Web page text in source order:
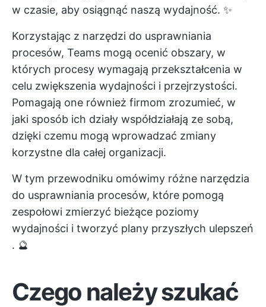
w czasie, aby osiągnąć naszą wydajność. ✨
Korzystając z narzędzi do usprawniania
procesów, Teams mogą ocenić obszary, w
których procesy wymagają przekształcenia w
celu zwiększenia wydajności i przejrzystości.
Pomagają one również firmom zrozumieć, w
jaki sposób ich działy współdziałają ze sobą,
dzięki czemu mogą wprowadzać zmiany
korzystne dla całej organizacji.
W tym przewodniku omówimy różne narzędzia
do usprawniania procesów, które pomogą
zespołowi zmierzyć bieżące poziomy
wydajności i tworzyć plany przyszłych ulepszeń
. 🔮
Czego należy szukać